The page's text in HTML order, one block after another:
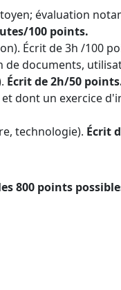
évaluation
100 points.
Écrit de 3h /100
de documents,
Écrit de 2h/50
dont un exercice
technologie). Écrit
800 points